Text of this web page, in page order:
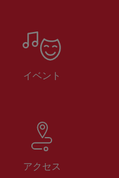
イベント
アクセス